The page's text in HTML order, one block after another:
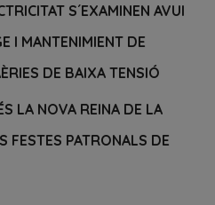
S´EXAMINEN AVUI
I MANTENIMIENT DE
DE BAIXA TENSIÓ
LA NOVA REINA DE LA
FESTES PATRONALS DE